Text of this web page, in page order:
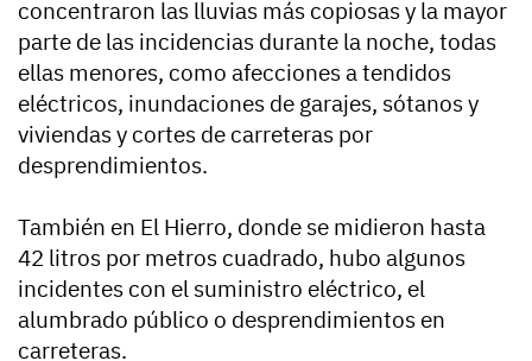
concentraron las lluvias más copiosas y la mayor
parte de las incidencias durante la noche, todas
ellas menores, como afecciones a tendidos
eléctricos, inundaciones de garajes, sótanos y
viviendas y cortes de carreteras por
desprendimientos.
También en El Hierro, donde se midieron hasta
42 litros por metros cuadrado, hubo algunos
incidentes con el suministro eléctrico, el
alumbrado público o desprendimientos en
carreteras.